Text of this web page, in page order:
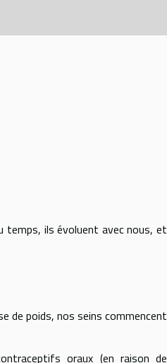
temps, ils évoluent avec nous, et
de poids, nos seins commencent
oraux (en raison de